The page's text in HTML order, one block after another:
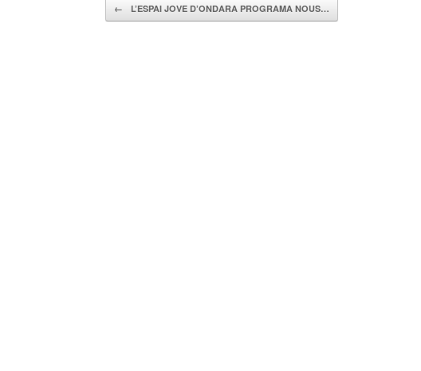
← L’ESPAI JOVE D’ONDARA PROGRAMA NOUS…